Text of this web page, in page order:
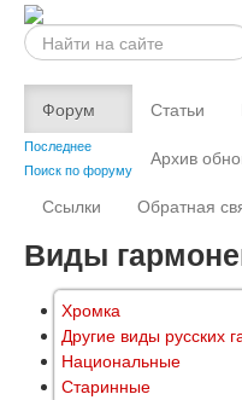
Искать...
Форум
Последнее
Поиск по форуму
Статьи
Архив
Ссылки
Обратная
Виды
Хромка
Другие виды русских
Национальные
Старинные